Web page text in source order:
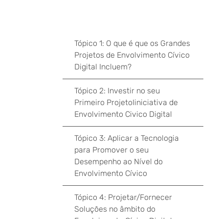
Tópico 1: O que é que os Grandes
Projetos de Envolvimento Cívico
Digital Incluem?
Tópico 2: Investir no seu
Primeiro ProjetoIiniciativa de
Envolvimento Civico Digital
Tópico 3: Aplicar a Tecnologia
para Promover o seu
Desempenho ao Nível do
Envolvimento Cívico
Tópico 4: Projetar/Fornecer
Soluções no âmbito do